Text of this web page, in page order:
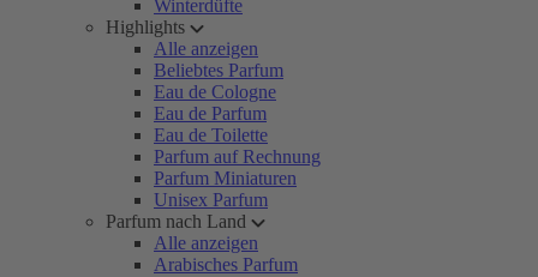
Winterdüfte
Highlights
Alle anzeigen
Beliebtes Parfum
Eau de Cologne
Eau de Parfum
Eau de Toilette
Parfum auf Rechnung
Parfum Miniaturen
Unisex Parfum
Parfum nach Land
Alle anzeigen
Arabisches Parfum